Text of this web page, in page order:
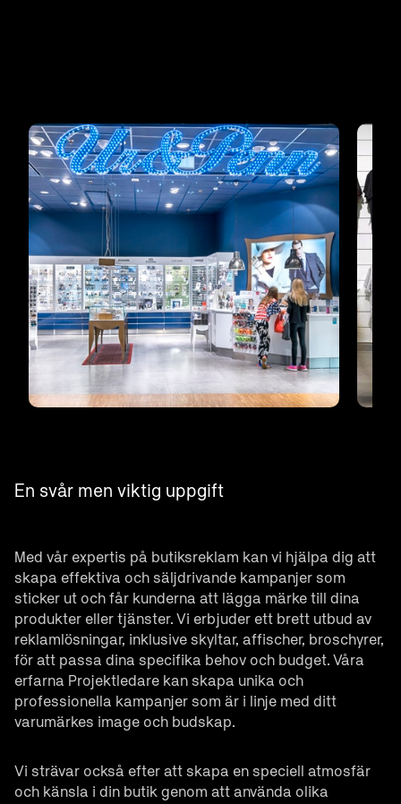
En svår men viktig uppgift
Med vår expertis på butiksreklam kan vi hjälpa dig att
skapa effektiva och säljdrivande kampanjer som
sticker ut och får kunderna att lägga märke till dina
produkter eller tjänster. Vi erbjuder ett brett utbud av
reklamlösningar, inklusive skyltar, affischer, broschyrer,
för att passa dina specifika behov och budget. Våra
erfarna Projektledare kan skapa unika och
professionella kampanjer som är i linje med ditt
varumärkes image och budskap.
Vi strävar också efter att skapa en speciell atmosfär
och känsla i din butik genom att använda olika